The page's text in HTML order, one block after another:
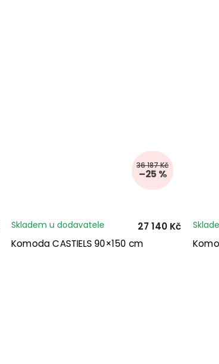
36 187 Kč
–25 %
Komoda CASTIELS 90×150 cm
Skladem u dodavatele 27 140 Kč